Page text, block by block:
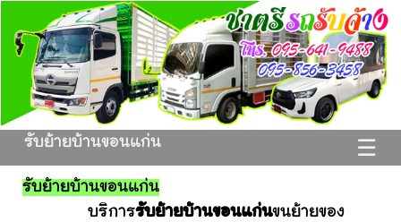
☰
รับย้ายบ้านขอนแก่น
รับย้ายบ้านขอนแก่น
บริการรับย้ายบ้านขอนแก่นขนย้ายของ